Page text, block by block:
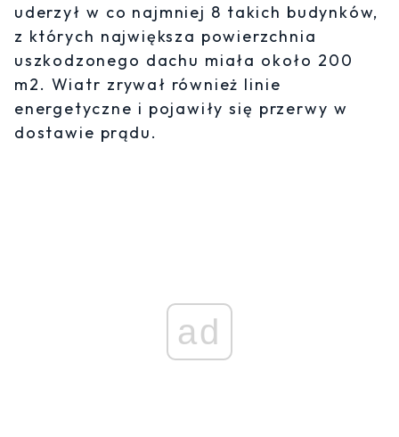
uderzył w co najmniej 8 takich budynków,
z których największa powierzchnia
uszkodzonego dachu miała około 200
m2. Wiatr zrywał również linie
energetyczne i pojawiły się przerwy w
dostawie prądu.
ad